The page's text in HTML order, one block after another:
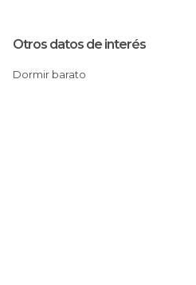
Otros datos de interés
Dormir barato